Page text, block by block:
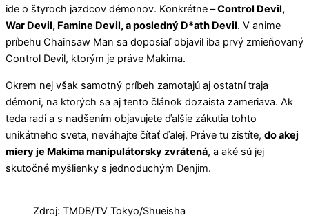
ide o štyroch jazdcov démonov. Konkrétne –Control Devil,
War Devil, Famine Devil, a posledný D*ath Devil. V anime
príbehu Chainsaw Man sa doposiaľ objavil iba prvý zmieňovaný
Control Devil, ktorým je práve Makima.
Okrem nej však samotný príbeh zamotajú aj ostatní traja
démoni, na ktorých sa aj tento článok dozaista zameriava. Ak
teda radi a s nadšením objavujete ďalšie zákutia tohto
unikátneho sveta, neváhajte čítať ďalej. Práve tu zistíte, do akej
miery je Makima manipulátorsky zvrátená, a aké sú jej
skutočné myšlienky s jednoduchým Denjim.
Zdroj: TMDB/TV Tokyo/Shueisha